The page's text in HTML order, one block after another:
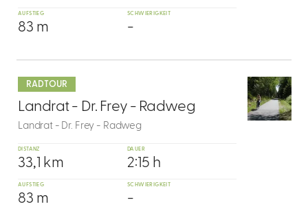
AUFSTIEG
83 m
SCHWIERIGKEIT
-
RADTOUR
10
Landrat - Dr. Frey - Radweg
Landrat - Dr. Frey - Radweg
DISTANZ
33,1 km
DAUER
2:15 h
AUFSTIEG
83 m
SCHWIERIGKEIT
-
dazu